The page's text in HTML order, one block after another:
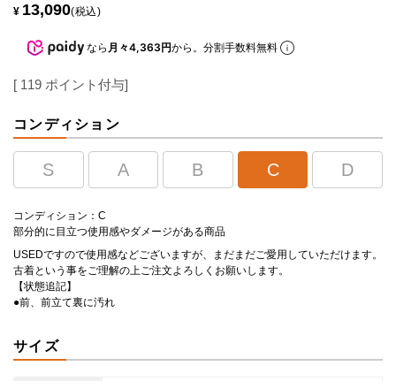
¥ 13,090 税込
なら 月々4,363円から。分割手数料無料
[ 119 ポイント付与]
コンディション
S A B C D
コンディション：C
部分的に目立つ使用感やダメージがある商品
USEDですので使用感などございますが、まだまだご愛用していただけます。
古着という事をご理解の上ご注文よろしくお願いします。
【状態追記】
●前、前立て裏に汚れ
サイズ